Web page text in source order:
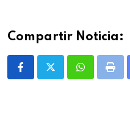
Compartir Noticia:
WhatsappPrint